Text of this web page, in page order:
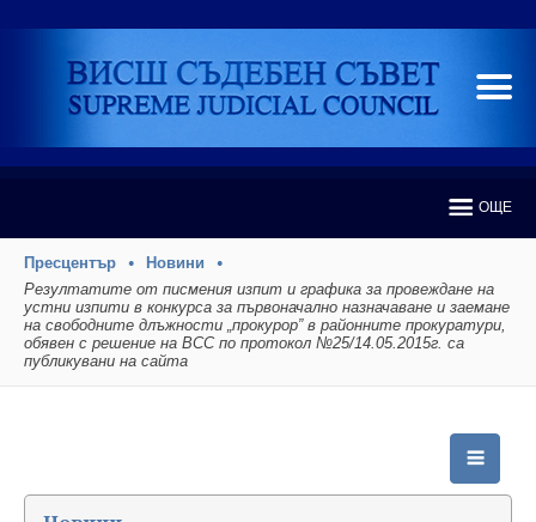
ОЩЕ
Пресцентър
Новини
Резултатите от писмения изпит и графика за провеждане на
устни изпити в конкурса за първоначално назначаване и заемане
на свободните длъжности „прокурор” в районните прокуратури,
обявен с решение на ВСС по протокол №25/14.05.2015г. са
публикувани на сайта